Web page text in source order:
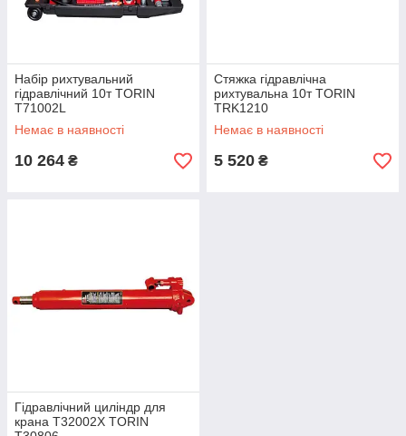
Набір рихтувальний
гідравлічний 10т TORIN
T71002L
Немає в наявності
10 264 ₴
Стяжка гідравлічна
рихтувальна 10т TORIN
TRK1210
Немає в наявності
5 520 ₴
Гідравлічний циліндр для
крана T32002X TORIN